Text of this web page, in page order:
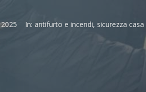
In: antifurto e incendi, sicurezza casa